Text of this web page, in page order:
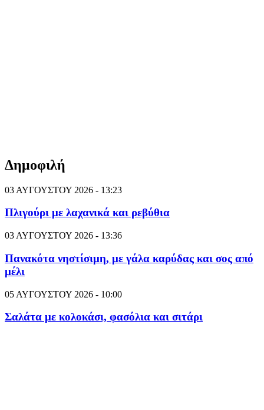
Δημοφιλή
03 ΑΥΓΟΥΣΤΟΥ 2026 - 13:23
Πλιγούρι με λαχανικά και ρεβύθια
03 ΑΥΓΟΥΣΤΟΥ 2026 - 13:36
Πανακότα νηστίσιμη, με γάλα καρύδας και σος από
μέλι
05 ΑΥΓΟΥΣΤΟΥ 2026 - 10:00
Σαλάτα με κολοκάσι, φασόλια και σιτάρι